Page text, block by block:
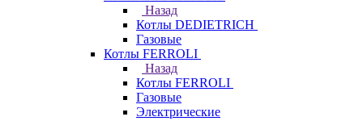
Назад
Котлы DEDIETRICH
Газовые
Котлы FERROLI
Назад
Котлы FERROLI
Газовые
Электрические